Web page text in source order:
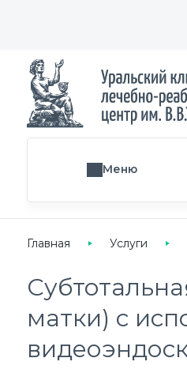
Меню
Главная Услуги
матки) с